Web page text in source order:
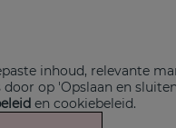
inhoud, relevante
op 'Opslaan en
en cookiebeleid.